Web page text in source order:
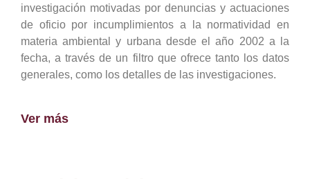
investigación motivadas por denuncias y actuaciones
de oficio por incumplimientos a la normatividad en
materia ambiental y urbana desde el año 2002 a la
fecha, a través de un filtro que ofrece tanto los datos
generales, como los detalles de las investigaciones.
Ver más